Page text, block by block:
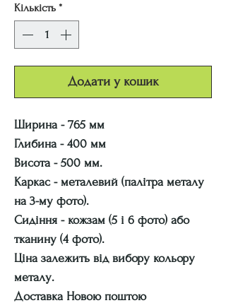
Кількість *
Додати у кошик
Ширина - 765 мм
Глибина - 400 мм
Висота - 500 мм.
Каркас - металевий (палітра металу
на 3-му фото).
Сидіння - кожзам (5 і 6 фото) або
тканину (4 фото).
Ціна залежить від вибору кольору
металу.
Доставка Новою поштою